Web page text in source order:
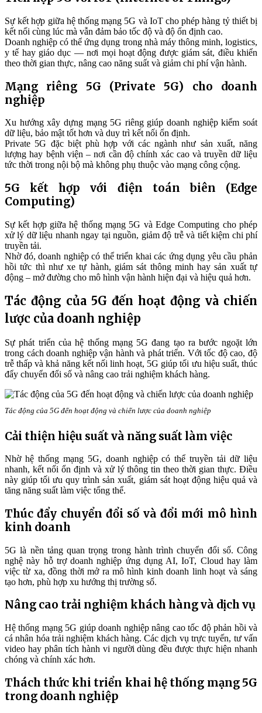
Sự kết hợp giữa hệ thống mạng 5G và IoT cho phép hàng tỷ thiết bị
kết nối cùng lúc mà vẫn đảm bảo tốc độ và độ ổn định cao.
Doanh nghiệp có thể ứng dụng trong nhà máy thông minh, logistics,
y tế hay giáo dục — nơi mọi hoạt động được giám sát, điều khiển
theo thời gian thực, nâng cao năng suất và giảm chi phí vận hành.
Mạng riêng 5G (Private 5G) cho doanh
nghiệp
Xu hướng xây dựng mạng 5G riêng giúp doanh nghiệp kiểm soát
dữ liệu, bảo mật tốt hơn và duy trì kết nối ổn định.
Private 5G đặc biệt phù hợp với các ngành như sản xuất, năng
lượng hay bệnh viện – nơi cần độ chính xác cao và truyền dữ liệu
tức thời trong nội bộ mà không phụ thuộc vào mạng công cộng.
5G kết hợp với điện toán biên (Edge
Computing)
Sự kết hợp giữa hệ thống mạng 5G và Edge Computing cho phép
xử lý dữ liệu nhanh ngay tại nguồn, giảm độ trễ và tiết kiệm chi phí
truyền tải.
Nhờ đó, doanh nghiệp có thể triển khai các ứng dụng yêu cầu phản
hồi tức thì như xe tự hành, giám sát thông minh hay sản xuất tự
động – mở đường cho mô hình vận hành hiện đại và hiệu quả hơn.
Tác động của 5G đến hoạt động và chiến
lược của doanh nghiệp
Sự phát triển của hệ thống mạng 5G đang tạo ra bước ngoặt lớn
trong cách doanh nghiệp vận hành và phát triển. Với tốc độ cao, độ
trễ thấp và khả năng kết nối linh hoạt, 5G giúp tối ưu hiệu suất, thúc
đẩy chuyển đổi số và nâng cao trải nghiệm khách hàng.
Tác động của 5G đến hoạt động và chiến lược của doanh nghiệp
Cải thiện hiệu suất và năng suất làm việc
Nhờ hệ thống mạng 5G, doanh nghiệp có thể truyền tải dữ liệu
nhanh, kết nối ổn định và xử lý thông tin theo thời gian thực. Điều
này giúp tối ưu quy trình sản xuất, giám sát hoạt động hiệu quả và
tăng năng suất làm việc tổng thể.
Thúc đẩy chuyển đổi số và đổi mới mô hình
kinh doanh
5G là nền tảng quan trọng trong hành trình chuyển đổi số. Công
nghệ này hỗ trợ doanh nghiệp ứng dụng AI, IoT, Cloud hay làm
việc từ xa, đồng thời mở ra mô hình kinh doanh linh hoạt và sáng
tạo hơn, phù hợp xu hướng thị trường số.
Nâng cao trải nghiệm khách hàng và dịch vụ
Hệ thống mạng 5G giúp doanh nghiệp nâng cao tốc độ phản hồi và
cá nhân hóa trải nghiệm khách hàng. Các dịch vụ trực tuyến, tư vấn
video hay phân tích hành vi người dùng đều được thực hiện nhanh
chóng và chính xác hơn.
Thách thức khi triển khai hệ thống mạng 5G
trong doanh nghiệp